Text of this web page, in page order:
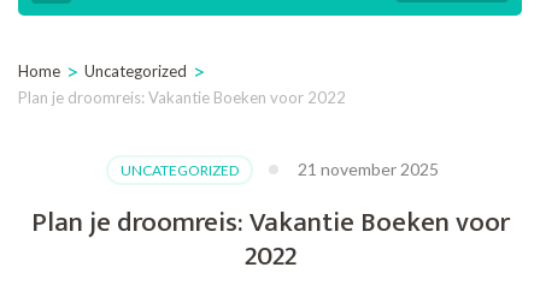
Home > Uncategorized >
Plan je droomreis: Vakantie Boeken voor 2022
UNCATEGORIZED 21 november 2025
Plan je droomreis: Vakantie Boeken voor
2022